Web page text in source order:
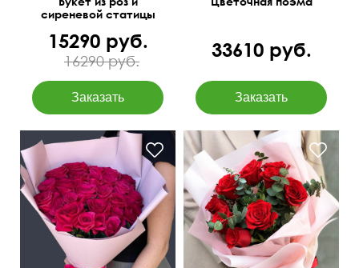
сиреневой статицы
15290 руб.
16290 руб. 33610 руб.
55 см 40 см Розы и эвкалипт baby blue